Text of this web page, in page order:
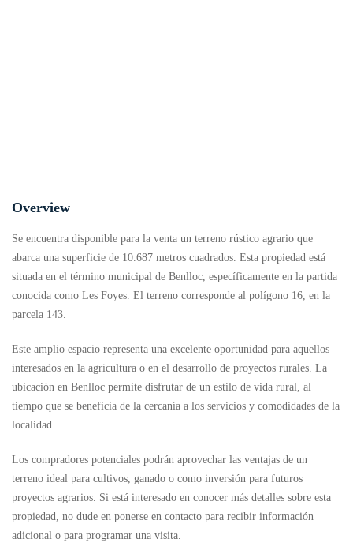
Overview
Se encuentra disponible para la venta un terreno rústico agrario que
abarca una superficie de 10.687 metros cuadrados. Esta propiedad está
situada en el término municipal de Benlloc, específicamente en la partida
conocida como Les Foyes. El terreno corresponde al polígono 16, en la
parcela 143.
Este amplio espacio representa una excelente oportunidad para aquellos
interesados en la agricultura o en el desarrollo de proyectos rurales. La
ubicación en Benlloc permite disfrutar de un estilo de vida rural, al
tiempo que se beneficia de la cercanía a los servicios y comodidades de la
localidad.
Los compradores potenciales podrán aprovechar las ventajas de un
terreno ideal para cultivos, ganado o como inversión para futuros
proyectos agrarios. Si está interesado en conocer más detalles sobre esta
propiedad, no dude en ponerse en contacto para recibir información
adicional o para programar una visita.